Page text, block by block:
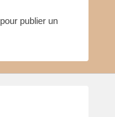
pour publier un